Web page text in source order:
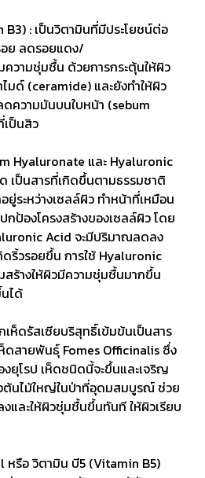
: เป็นวิตามินที่มีประโยชน์ต่อ
อย ลดรอยแดง/
วามชุ่มชื้น ด้วยการกระตุ้นให้ผิว
ไมด์ (ceramide) และยังทำให้ผิว
ดความมันบนใบหน้า (sebum
เป็นสิว
Hyaluronate และ Hyaluronic
เป็นสารที่เกิดขึ้นตามธรรมชาติ
ระหว่างเซลล์ผิว ทำหน้าที่เหมือน
ป้องโครงสร้างของเซลล์ผิว โดย
Acid จะมีปริมาณลดลง
ดริ้วรอยขึ้น การใช้ Hyaluronic
ร้างให้ผิวมีความชุ่มชื้นมากขึ้น
ได้
ห็ดรัสเซียบริสุทธิ์เข้มข้นเป็นสาร
ดสายพันธุ์ Fomes Officinalis ซึ่ง
ยุโรป เห็ดชนิดนี้จะขึ้นและเจริญ
ต้นไม้ใหญ่ในป่าที่อุดมสมบูรณ์ ช่วย
และให้ผิวชุ่มชื้นขึ้นทันที ให้ผิวเรียบ
หรือ วิตามิน บี5 (Vitamin B5)